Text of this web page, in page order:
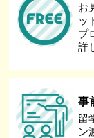
お
ッ
プ
詳
事
留
ン